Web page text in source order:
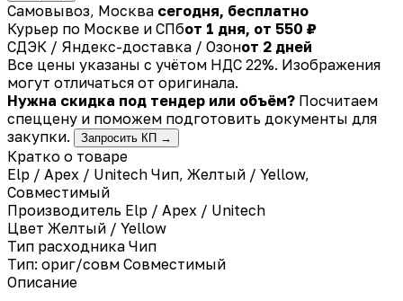
Самовывоз, Москва сегодня, бесплатно
Курьер по Москве и СПбот 1 дня, от 550 ₽
СДЭК / Яндекс-доставка / Озонот 2 дней
Все цены указаны с учётом НДС 22%. Изображения
могут отличаться от оригинала.
Нужна скидка под тендер или объём? Посчитаем
спеццену и поможем подготовить документы для
закупки.
Запросить КП →
Кратко о товаре
Elp / Apex / Unitech Чип, Желтый / Yellow,
Совместимый
Производитель Elp / Apex / Unitech
Цвет Желтый / Yellow
Тип расходника Чип
Тип: ориг/совм Совместимый
Описание